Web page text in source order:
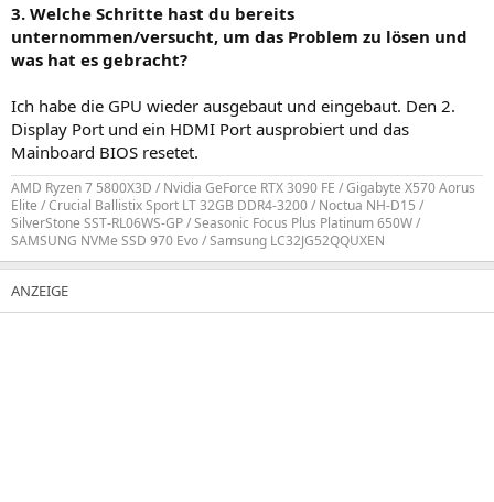
3. Welche Schritte hast du bereits
unternommen/versucht, um das Problem zu lösen und
was hat es gebracht?
Ich habe die GPU wieder ausgebaut und eingebaut. Den 2.
Display Port und ein HDMI Port ausprobiert und das
Mainboard BIOS resetet.
AMD Ryzen 7 5800X3D / Nvidia GeForce RTX 3090 FE / Gigabyte X570 Aorus
Elite / Crucial Ballistix Sport LT 32GB DDR4-3200 / Noctua NH-D15 /
SilverStone SST-RL06WS-GP / Seasonic Focus Plus Platinum 650W /
SAMSUNG NVMe SSD 970 Evo / Samsung LC32JG52QQUXEN